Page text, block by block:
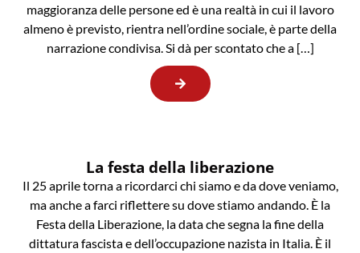
maggioranza delle persone ed è una realtà in cui il lavoro
almeno è previsto, rientra nell’ordine sociale, è parte della
narrazione condivisa. Si dà per scontato che a […]
La festa della liberazione
Il 25 aprile torna a ricordarci chi siamo e da dove veniamo,
ma anche a farci riflettere su dove stiamo andando. È la
Festa della Liberazione, la data che segna la fine della
dittatura fascista e dell’occupazione nazista in Italia. È il